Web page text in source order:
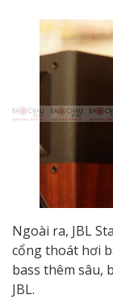
Ngoài ra, JBL
cổng thoát hơi
bass thêm sâu,
JBL.